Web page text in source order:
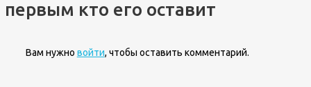
первым кто его оставит
Вам нужно войти, чтобы оставить комментарий.